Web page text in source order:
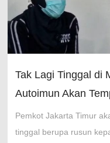
Tak Lagi Tinggal di
Autoimun Akan
Pemkot Jakarta Timur
tinggal berupa rusun